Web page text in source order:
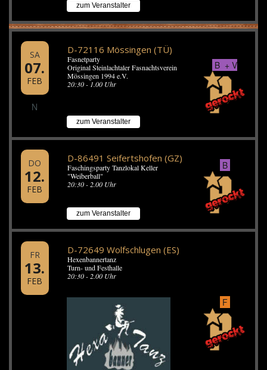
zum Veranstalter
SA
07.
FEB
N
D-72116 Mössingen (TÜ)
Fasnetparty
Original Steinlachtaler Fasnachtsverein
Mössingen 1994 e.V.
20:30 - 1.00 Uhr
zum Veranstalter
B + V
DO
12.
FEB
D-86491 Seifertshofen (GZ)
Faschingsparty Tanzlokal Keller
"Weiberball"
20:30 - 2.00 Uhr
zum Veranstalter
B
FR
13.
FEB
D-72649 Wolfschlugen (ES)
Hexenbannertanz
Turn- und Festhalle
20:30 - 2.00 Uhr
F